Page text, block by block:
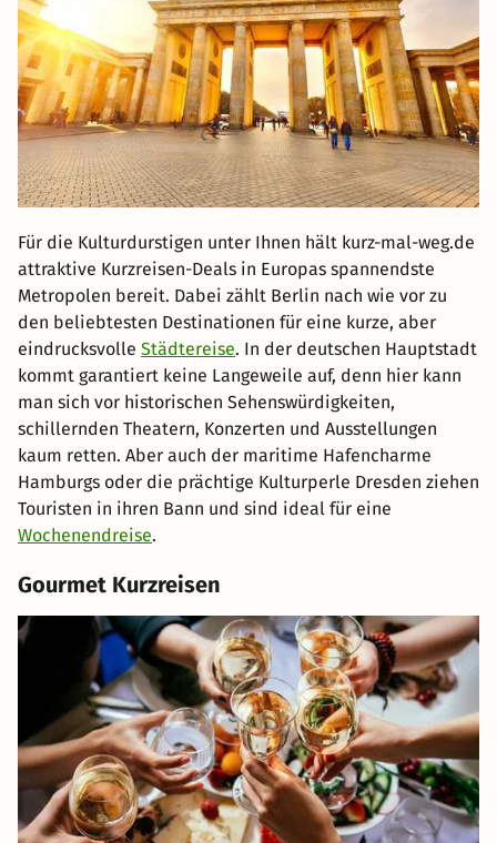
Für die Kulturdurstigen unter Ihnen hält kurz-mal-weg.de
attraktive Kurzreisen-Deals in Europas spannendste
Metropolen bereit. Dabei zählt Berlin nach wie vor zu
den beliebtesten Destinationen für eine kurze, aber
eindrucksvolle Städtereise. In der deutschen Hauptstadt
kommt garantiert keine Langeweile auf, denn hier kann
man sich vor historischen Sehenswürdigkeiten,
schillernden Theatern, Konzerten und Ausstellungen
kaum retten. Aber auch der maritime Hafencharme
Hamburgs oder die prächtige Kulturperle Dresden ziehen
Touristen in ihren Bann und sind ideal für eine
Wochenendreise.
Gourmet Kurzreisen